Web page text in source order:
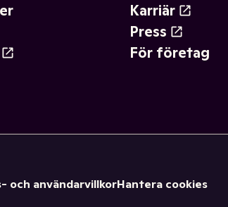
Karriär
Press
För företag
och användarvillkorHantera cookies